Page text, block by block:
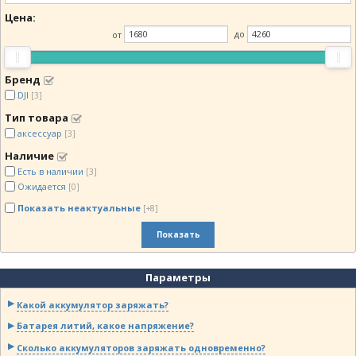
Цена:
от до
Бренд
DJI [3]
Тип товара
аксессуар [3]
Наличие
Есть в наличии [3]
Ожидается [0]
Показать неактуальные [+8]
Показать
Параметры
Какой аккумулятор заряжать?
Батарея литий, какое напряжение?
Сколько аккумуляторов заряжать одновременно?